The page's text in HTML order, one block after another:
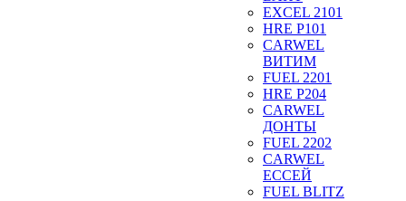
EXCEL 2101
HRE P101
CARWEL
ВИТИМ
FUEL 2201
HRE P204
CARWEL
ДОНТЫ
FUEL 2202
CARWEL
ЕССЕЙ
FUEL BLITZ